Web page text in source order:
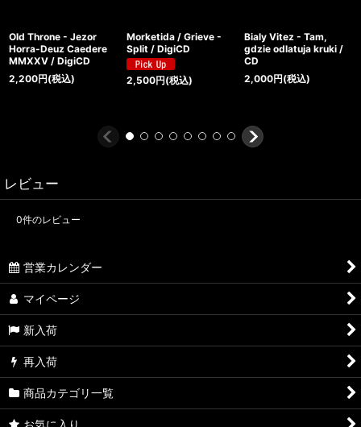
Old Throne - Jezor
Horra-Deuz Caedere
MMXXV / DigiCD
2,200円(税込)
Morketida / Grieve -
Split / DigiCD
2,500円(税込)
Bialy Vitez - Tam,
gdzie odlatuja kruki /
CD
2,000円(税込)
レビュー
0件のレビュー
営業カレンダー
マイページ
新入荷
再入荷
商品カテゴリ一覧